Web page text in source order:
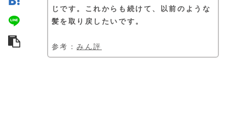
じです。これからも続けて、以前のような
髪を取り戻したいです。
参考：みん評